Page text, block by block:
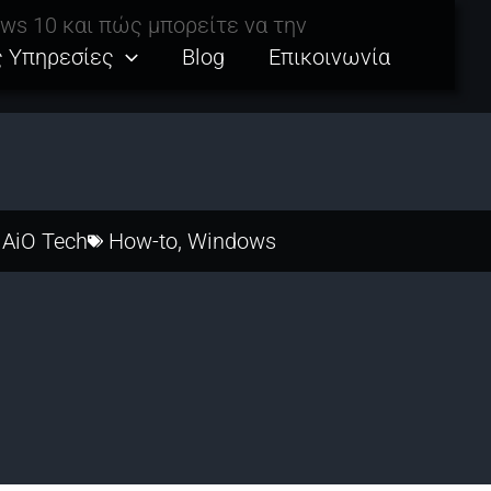
Υπηρεσίες Blog Επικοινωνία
10 και πώς μπορείτε να την
AiO Tech How-to, Windows